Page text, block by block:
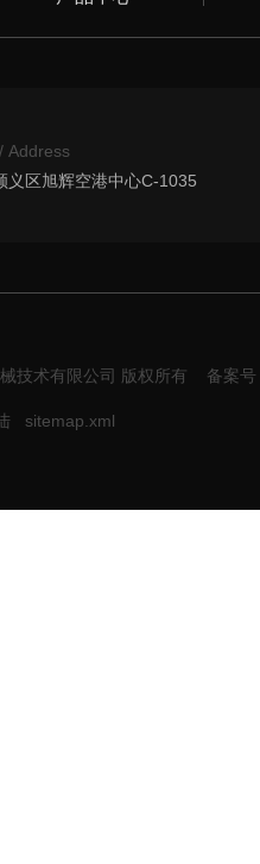
/ Address
义区旭辉空港中心C-1035
技术有限公司 版权所有 备案
sitemap.xml